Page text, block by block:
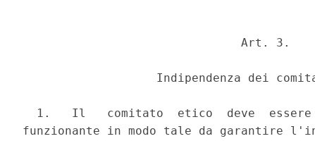
                               Art. 3.
Indipendenza dei
1.   Il   comitato  etico  deve
funzionante in modo tale da garantire